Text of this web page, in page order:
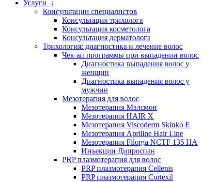
Услуги ↓
Консультации специалистов
Консультация трихолога
Консультация косметолога
Консультация дерматолога
Трихология: диагностика и лечение волос
Чек-ап программы при выпадении волос
Диагностика выпадения волос у
женщин
Диагностика выпадения волос у
мужчин
Мезотерапия для волос
Мезотерапия Мэлсмон
Мезотерапия HAIR X
Мезотерапия Viscoderm Skinko E
Мезотерапия Apriline Hair Line
Мезотерапия Filorga NCTF 135 HA
Инъекции Дипроспан
PRP плазмотерапия для волос
PRP плазмотерапия Cellenis
PRP плазмотерапия Cortexil